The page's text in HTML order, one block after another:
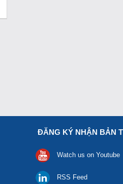
ĐĂNG KÝ NHẬN BẢN
Watch us on Youtube
RSS Feed